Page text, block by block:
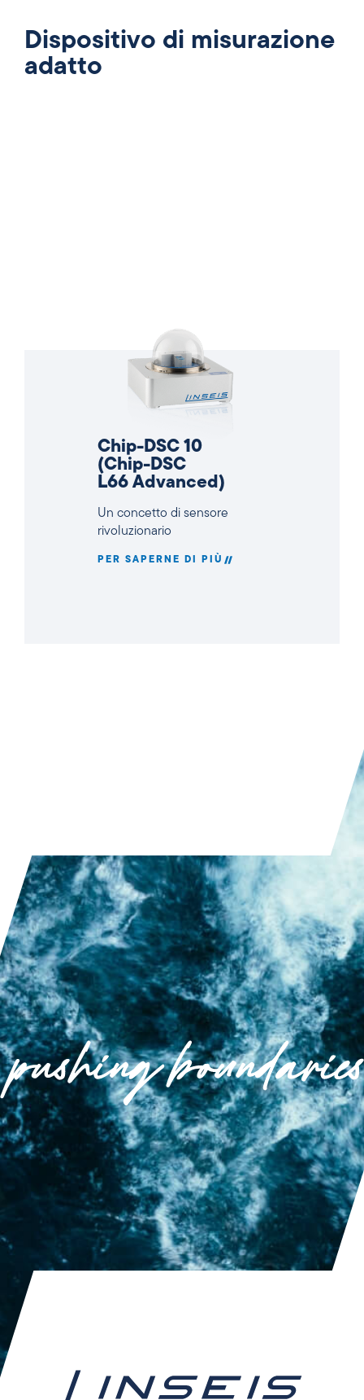
Dispositivo di misurazione
adatto
Chip-DSC 10
(Chip-DSC
L66 Advanced)
Un concetto di sensore
rivoluzionario
PER SAPERNE DI PIÙ